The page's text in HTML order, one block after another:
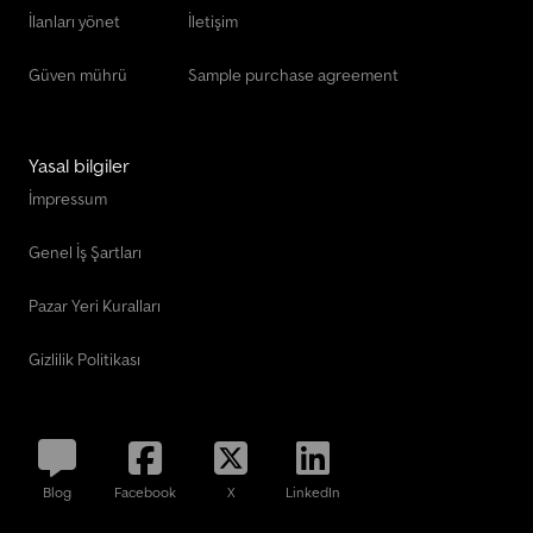
İlanları yönet
Güven mührü
İletişim
Sample purchase agreement
Yasal bilgiler
İmpressum
Genel İş Şartları
Pazar Yeri Kuralları
Gizlilik Politikası
Blog Facebook X LinkedIn